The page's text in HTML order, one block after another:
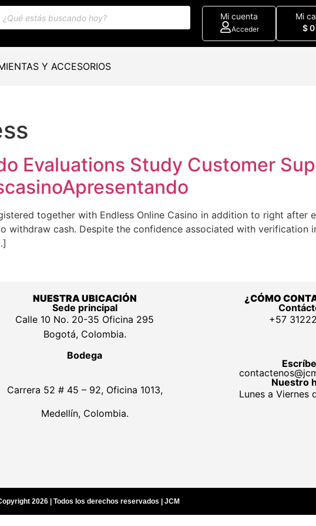
Mi cuenta
Acceder
Mi
$0
Y ACCESORIOS
Evaluations Study Customer
together with Endless Online Casino in addition to right after
cash. Despite the confidence associated with verification
NUESTRA UBICACIÓN
Sede principal
Calle 10 No. 20-35 Oficina 295
Bogotá, Colombia.
Bodega
Carrera 52 # 45 – 92, Oficina 1013,
Medellín, Colombia.
¿CÓMO
+57
Nuestro
Lunes a Viernes
2026 | Todos los derechos reservados | JCM